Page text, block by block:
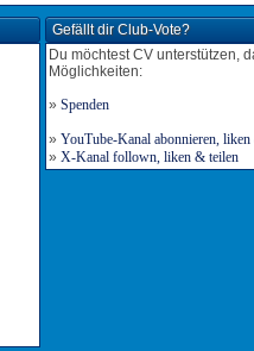
Gefällt dir Club-Vote?
Du möchtest CV unterstützen,
Möglichkeiten:
» Spenden
» YouTube-Kanal abonnieren,
» X-Kanal follown, liken & teilen